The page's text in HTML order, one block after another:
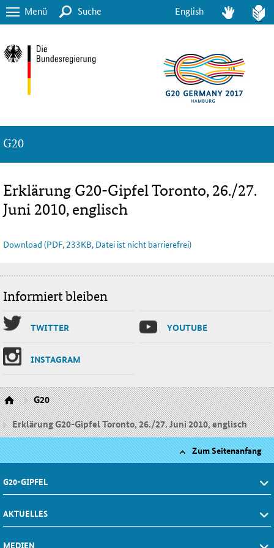
Menü Suche English
G20
Erklärung G20-Gipfel Toronto, 26./27.
Juni 2010, englisch
Download (PDF, 233KB, Datei ist nicht barrierefrei)
Informiert bleiben
TWIT­TER YOU­TU­BE
INS­TA­GRAM
G20
Erklärung G20-Gipfel Toronto, 26./27. Juni 2010, englisch
Zum Seitenanfang
G20-GIPFEL
AKTUELLES
MEDIEN